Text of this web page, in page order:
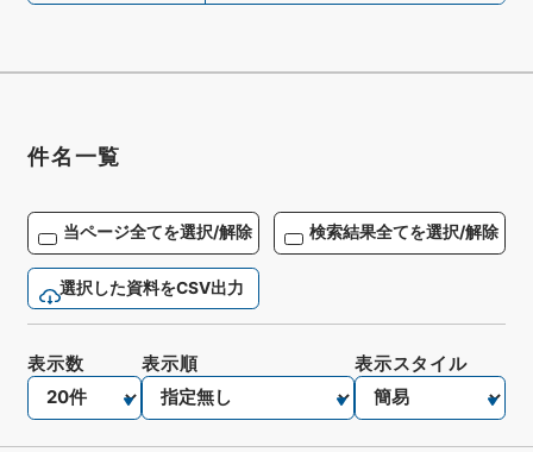
件名一覧
当ページ全てを選択/解除 検索結果全てを選択/解除
選択した資料をCSV出力
表示数 表示順 表示スタイル